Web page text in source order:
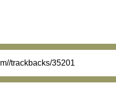
trackbacks/35201